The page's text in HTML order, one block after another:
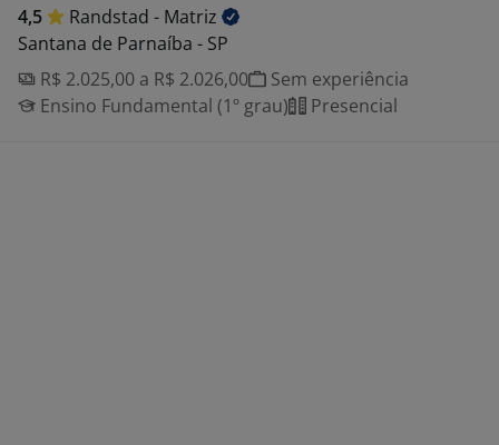
4,5 Randstad - Matriz
Santana de Parnaíba - SP
R$ 2.025,00 a R$ 2.026,00
Sem experiência
Ensino Fundamental (1º grau)
Presencial